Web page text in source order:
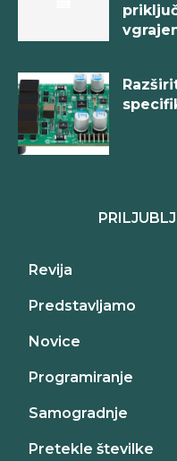
Revija
Predstavljamo
Novice
Programiranje
Samogradnje
Pretekle številke